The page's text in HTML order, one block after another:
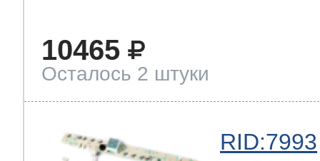
10465
Осталось 2 штуки
RID:7993